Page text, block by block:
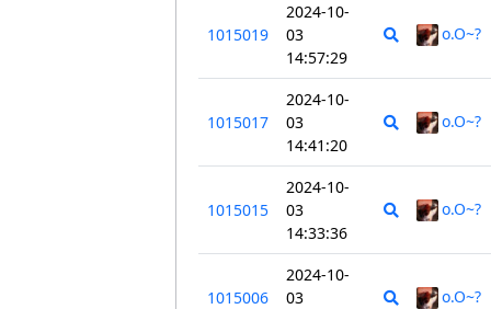
1015019
2024-10-
03
14:57:29
o.O~?
1015017
2024-10-
03
14:41:20
o.O~?
1015015
2024-10-
03
14:33:36
o.O~?
1015006
2024-10-
03
o.O~?